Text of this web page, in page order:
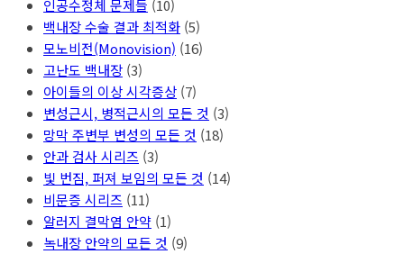
인공수정체 문제들 (10)
백내장 수술 결과 최적화 (5)
모노비전(Monovision) (16)
고난도 백내장 (3)
아이들의 이상 시각증상 (7)
변성근시, 병적근시의 모든 것 (3)
망막 주변부 변성의 모든 것 (18)
안과 검사 시리즈 (3)
빛 번짐, 퍼져 보임의 모든 것 (14)
비문증 시리즈 (11)
알러지 결막염 안약 (1)
녹내장 안약의 모든 것 (9)